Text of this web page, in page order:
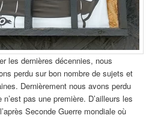
les dernières décennies, nous
perdu sur bon nombre de sujets et
Dernièrement nous avons perdu
pas une première. D’ailleurs les
Seconde Guerre mondiale où